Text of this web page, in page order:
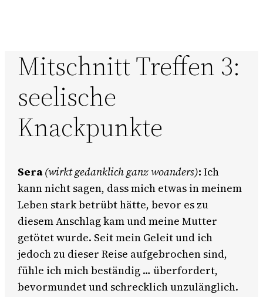
Mitschnitt Treffen 3:
seelische
Knackpunkte
Sera(wirkt gedanklich ganz woanders): Ich
kann nicht sagen, dass mich etwas in meinem
Leben stark betrübt hätte, bevor es zu
diesem Anschlag kam und meine Mutter
getötet wurde. Seit mein Geleit und ich
jedoch zu dieser Reise aufgebrochen sind,
fühle ich mich beständig … überfordert,
bevormundet und schrecklich unzulänglich.